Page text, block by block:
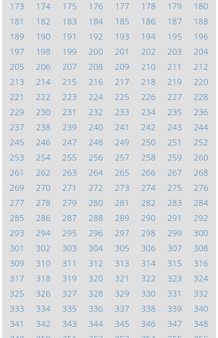
173
174 175 176 177 178 179
180
181
182 183 184 185 186 187
188
189
190 191 192 193 194 195
196
197
198 199 200 201 202 203
204
205
206 207 208 209 210 211
212
213
214 215 216 217 218 219
220
221
222 223 224 225 226 227
228
229
230 231 232 233 234 235
236
237
238 239 240 241 242 243
244
245
246 247 248 249 250 251
252
253
254 255 256 257 258 259
260
261
262 263 264 265 266 267
268
269
270 271 272 273 274 275
276
277
278 279 280 281 282 283
284
285
286 287 288 289 290 291
292
293
294 295 296 297 298 299
300
301
302 303 304 305 306 307
308
309
310 311 312 313 314 315
316
317
318 319 320 321 322 323
324
325
326 327 328 329 330 331
332
333
334 335 336 337 338 339
340
341
342 343 344 345 346 347
348